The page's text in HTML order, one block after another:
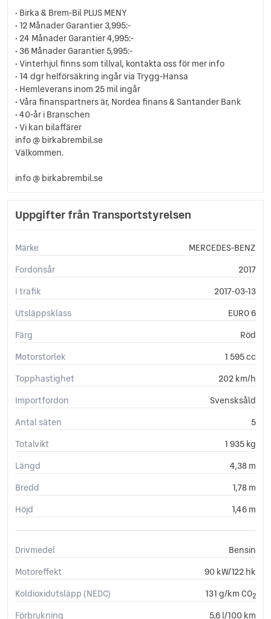
Parkeringsassistans
Regnsensor
Servostyrning
Sidoairbags
Sidokrockgardiner
Sminkspegel
Sportratt
Sportstolar
Start-/stoppfunktion
Startspärr
Svensksåld
Sätesvärme (fram)
Trötthetsvarnare
USB-uttag
Yttertemperaturmätare
• Birka & Brem-Bil PLUS MENY
• 12 Månader Garantier 3,995:-
• 24 Månader Garantier 4,995:-
• 36 Månader Garantier 5,995:-
• Vinterhjul finns som tillval, kontakta oss för mer info
• 14 dgr helförsäkring ingår via Trygg-Hansa
• Hemleverans inom 25 mil ingår
• Våra finanspartners är, Nordea finans & Santander Bank
• 40-år i Branschen
• Vi kan bilaffärer
info @ birkabrembil.se
Välkommen.
info @ birkabrembil.se
Uppgifter från Transportstyrelsen
Märke
MERCEDES-BENZ
Fordonsår
2017
I trafik
2017-03-13
Utsläppsklass
EURO 6
Färg
Röd
Motorstorlek
1 595 cc
Topphastighet
202 km/h
Importfordon
Svensksåld
Antal säten
5
Totalvikt
1 935 kg
Längd
4,38 m
Bredd
1,78 m
Höjd
1,46 m
Drivmedel
Bensin
Motoreffekt
90 kW/122 hk
Koldioxidutsläpp (NEDC)
131 g/km CO2
Förbrukning 5,6 l/100 km